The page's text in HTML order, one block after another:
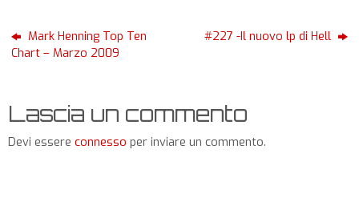
Mark Henning Top Ten
Chart – Marzo 2009
#227 -Il nuovo lp di Hell
Lascia un commento
Devi essere connesso per inviare un commento.